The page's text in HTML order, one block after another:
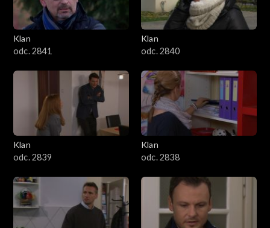
Klan
odc. 2841
Klan
odc. 2840
Klan
odc. 2839
Klan
odc. 2838